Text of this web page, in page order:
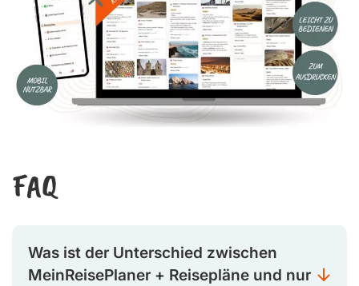
FAQ
Was ist der Unterschied zwischen
MeinReisePlaner + Reisepläne und nur